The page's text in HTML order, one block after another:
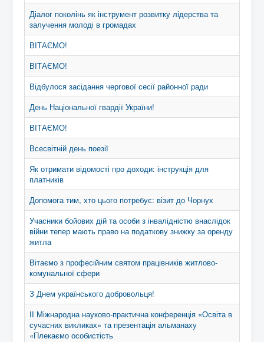
Діалог поколінь як інструмент розвитку лідерства та
залучення молоді в громадах
ВІТАЄМО!
ВІТАЄМО!
Відбулося засідання чергової сесії районної ради
День Національної гвардії України!
ВІТАЄМО!
Всесвітній день поезії
Як отримати відомості про доходи: інструкція для
платників
Допомога тим, хто цього потребує: візит до Чорнух
Учасники бойових дій та особи з інвалідністю внаслідок
війни тепер мають право на податкову знижку за оренду
житла
Вітаємо з професійним святом працівників житлово-
комунальної сфери
З Днем українського добровольця!
ІІ Міжнародна науково-практична конференція «Освіта в
сучасних викликах» та презентація альманаху
«Плекаємо особистість